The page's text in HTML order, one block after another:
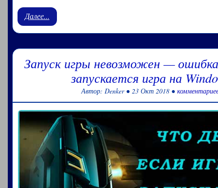
Далее...
Запуск игры невозможен —
запускается игра на
Автор: Denker ● 23 Окт 2018 ●